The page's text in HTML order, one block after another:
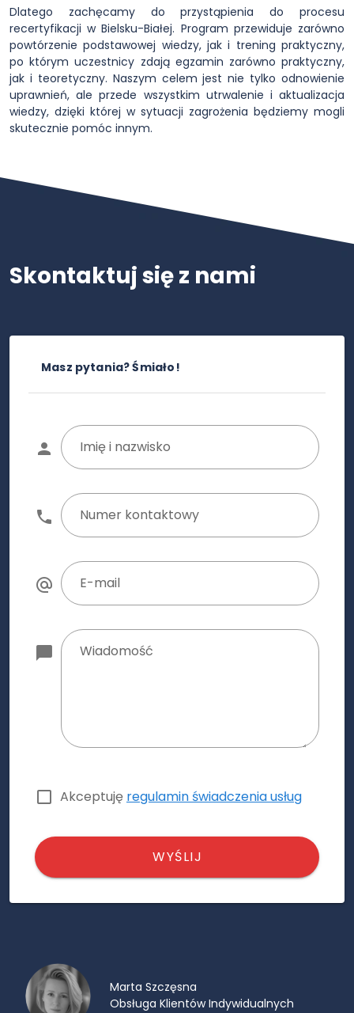
Dlatego zachęcamy do przystąpienia do procesu
recertyfikacji w Bielsku-Białej. Program przewiduje zarówno
powtórzenie podstawowej wiedzy, jak i trening praktyczny,
po którym uczestnicy zdają egzamin zarówno praktyczny,
jak i teoretyczny. Naszym celem jest nie tylko odnowienie
uprawnień, ale przede wszystkim utrwalenie i aktualizacja
wiedzy, dzięki której w sytuacji zagrożenia będziemy mogli
skutecznie pomóc innym.
Skontaktuj się z nami
Masz pytania? Śmiało!
Imię i nazwisko
Numer kontaktowy
E-mail
Wiadomość
Akceptuję regulamin świadczenia usług
WYŚLIJ
Marta Szczęsna
Obsługa Klientów Indywidualnych